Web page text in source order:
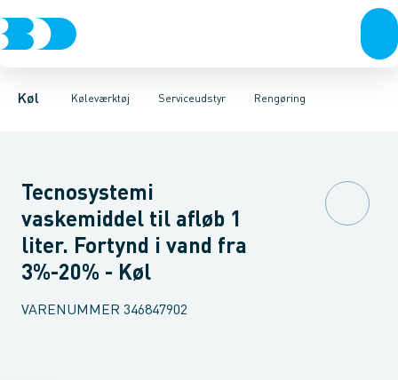
Køl Køleværktøj
KompressorerKondenseringsaggregaterFordampere
Serviceudstyr
Måleinstrumenter ServiceudstyrVærktøjRengøring
LæksøgningMagnetisk udstyrReduktionsventiler
Tecnosystemi
vaskemiddel til afløb 1
liter. Fortynd i vand fra
3%-20% - Køl
VARENUMMER 346847902